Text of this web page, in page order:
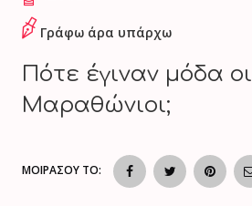
Γράφω άρα υπάρχω
Πότε έγιναν μόδα οι
Μαραθώνιοι;
ΜΟΙΡΑΣΟΥ ΤΟ: